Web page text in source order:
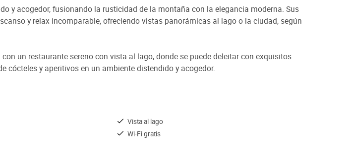
y acogedor, fusionando la rusticidad de la montaña con la elegancia moderna. Sus
y relax incomparable, ofreciendo vistas panorámicas al lago o la ciudad, según
un restaurante sereno con vista al lago, donde se puede deleitar con exquisitos
cócteles y aperitivos en un ambiente distendido y acogedor.
Vista al lago
Wi-Fi gratis